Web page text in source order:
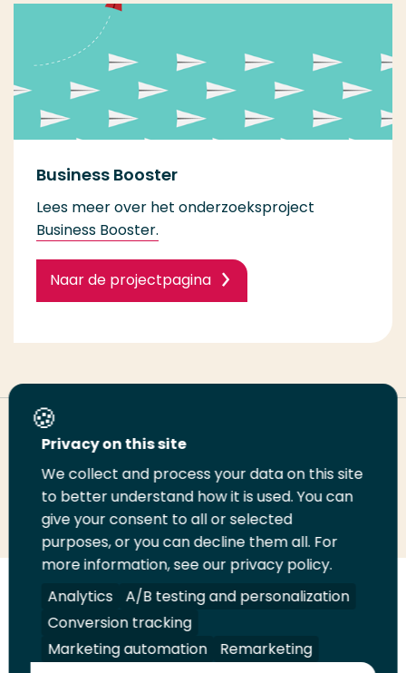
Business Booster
Lees meer over het onderzoeksproject
Business Booster.
Naar de projectpagina
Deel deze pagina
Deel
LinkedIn
Deel
op
Twitter
Deel
op
Facebook
Email
deze
pagina
Print
deze
pagina
Volg
ons
op
LinkedIn
Volg
ons
op
Facebook
Volg
ons
op
YouTube
Volg
ons
op
Instagram
Juridisch Security A-Z Index
Contact
Privacy on this site
We collect and process your data on this site
to better understand how it is used. You can
give your consent to all or selected
purposes, or you can decline them all. For
more information, see our privacy policy.
Analytics
A/B testing and personalization
Conversion tracking
Marketing automation
Remarketing